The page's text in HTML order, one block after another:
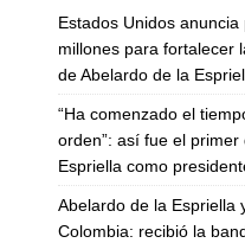
Estados Unidos
millones para fortalecer
de Abelardo de la
“Ha comenzado el
orden”: así fue el
Espriella como
Abelardo de la Espriella
Colombia: recibió la